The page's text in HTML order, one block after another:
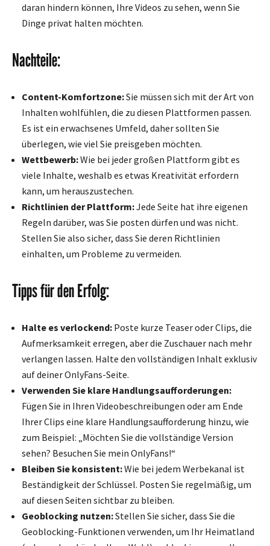
daran hindern können, Ihre Videos zu sehen, wenn Sie
Dinge privat halten möchten.
Nachteile:
Content-Komfortzone:Sie müssen sich mit der Art von
Inhalten wohlfühlen, die zu diesen Plattformen passen.
Es ist ein erwachsenes Umfeld, daher sollten Sie
überlegen, wie viel Sie preisgeben möchten.
Wettbewerb:Wie bei jeder großen Plattform gibt es
viele Inhalte, weshalb es etwas Kreativität erfordern
kann, um herauszustechen.
Richtlinien der Plattform:Jede Seite hat ihre eigenen
Regeln darüber, was Sie posten dürfen und was nicht.
Stellen Sie also sicher, dass Sie deren Richtlinien
einhalten, um Probleme zu vermeiden.
Tipps für den Erfolg:
Halte es verlockend: Poste kurze Teaser oder Clips, die
Aufmerksamkeit erregen, aber die Zuschauer nach mehr
verlangen lassen. Halte den vollständigen Inhalt exklusiv
auf deiner OnlyFans-Seite.
Verwenden Sie klare Handlungsaufforderungen:
Fügen Sie in Ihren Videobeschreibungen oder am Ende
Ihrer Clips eine klare Handlungsaufforderung hinzu, wie
zum Beispiel: „Möchten Sie die vollständige Version
sehen? Besuchen Sie mein OnlyFans!“
Bleiben Sie konsistent:Wie bei jedem Werbekanal ist
Beständigkeit der Schlüssel. Posten Sie regelmäßig, um
auf diesen Seiten sichtbar zu bleiben.
Geoblocking nutzen:Stellen Sie sicher, dass Sie die
Geoblocking-Funktionen verwenden, um Ihr Heimatland